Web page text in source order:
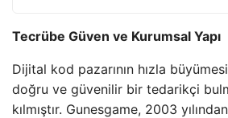
Tecrübe Güven ve Kurumsal Yapı
Dijital kod pazarının hızla
doğru ve güvenilir bir tedarikçi
kılmıştır. Gunesgame, 2003